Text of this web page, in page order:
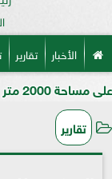
الأخبار تقارير
تقارير